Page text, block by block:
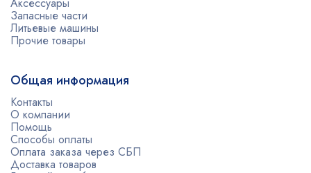
Запасные части
Литьевые машины
Прочие товары
Общая информация
Контакты
О компании
Помощь
Способы оплаты
Оплата заказа через СБП
Доставка товаров